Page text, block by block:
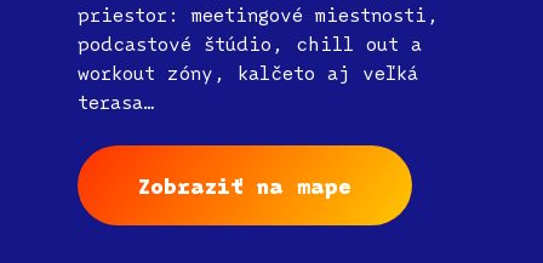
priestor: meetingové miestnosti,
podcastové štúdio, chill out a
workout zóny, kalčeto aj veľká
terasa…
Zobraziť na mape